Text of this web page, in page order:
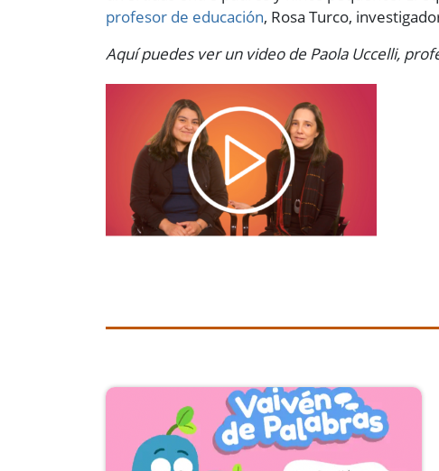
profesor de educación, Rosa Turco,
Aquí puedes ver un video de Paola Uccelli,